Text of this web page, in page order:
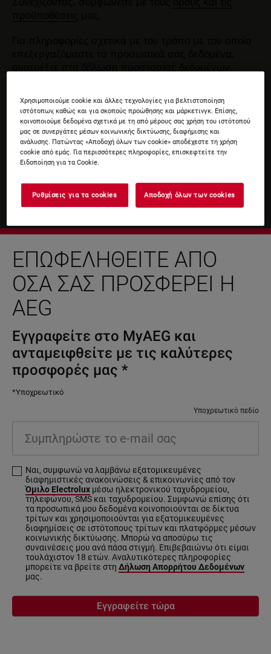
ΕΠΩΦΕΛΗΘΕΊΤΕ ΑΠΌ
ΌΣΑ ΣΑΣ ΠΡΟΣΦΈΡΕΙ Η
AEG
Εγγραφείτε στο MyAEG και
ανταμειφθείτε με τις καλύτερες
προσφορές μας *
*Υποχρεωτικό
Υποχρεωτικό πεδίο
Ναι, συμφωνώ να λαμβάνω εξατομικευμένες
διαφημιστικές ανακοινώσεις & επικοινωνίες από τον
Όμιλο Electrolux μέσω ηλεκτρονικού ταχυδρομείου,
τηλεφώνου, SMS και ταχυδρομείου. Συμφωνώ επίσης ότι
τα προσωπικά μου δεδομένα κοινοποιούνται σε δίκτυα
τρίτων και χρησιμοποιούνται για εξατομικευμένες
διαφημίσεις σε ιστότοπους τρίτων και πλατφόρμες μέσων
κοινωνικής δικτύωσης. Μπορώ να αποσύρω τις
συναινέσεις μου ανά πάσα στιγμή. Επιβεβαιώνω ότι είμαι
τουλάχιστον 18 ετών. Αναλυτικότερες πληροφορίες
μπορείτε να βρείτε στη Δήλωση Απορρήτου Δεδομένων
μας.
Εγγραφείτε τώρα
Χρησιμοποιούμε cookie και άλλες τεχνολογίες για βελτιστοποίηση
ιστότοπων, καθώς και για σκοπούς προώθησης και μάρκετινγκ. Επίσης,
κοινοποιούμε δεδομένα σχετικά με τη από μέρους σας χρήση του ιστότοπού
μας σε συνεργάτες μέσων κοινωνικής δικτύωσης, διαφήμισης και
ανάλυσης. Πατώντας «Αποδοχή όλων των cookie» αποδέχεστε τη χρήση
cookie από εμάς. Για περισσότερες πληροφορίες, επισκεφτείτε την
Ειδοποίηση για τα Cookie.
Ρυθμίσεις για τα cookies Αποδοχή όλων των cookies